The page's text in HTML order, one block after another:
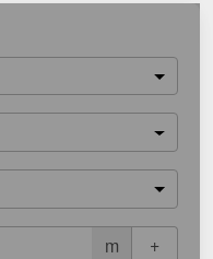
m +